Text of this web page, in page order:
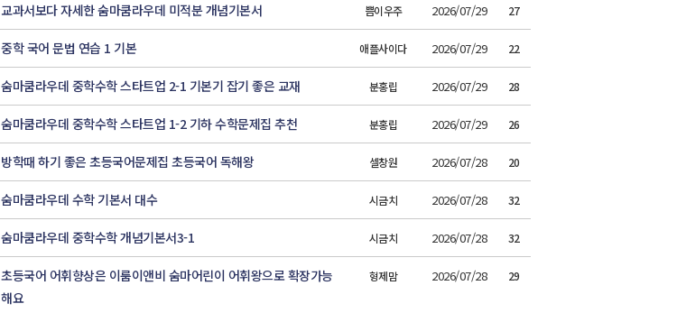
교과서보다 자세한 숨마쿰라우데 미적분 개념기본서 쁨이우주 2026/07/29 27
중학 국어 문법 연습 1 기본 애플사이다 2026/07/29 22
숨마쿰라우데 중학수학 스타트업 2-1 기본기 잡기 좋은 교재 분홍립 2026/07/29 28
숨마쿰라우데 중학수학 스타트업 1-2 기하 수학문제집 추천 분홍립 2026/07/29 26
방학때 하기 좋은 초등국어문제집 초등국어 독해왕 셀창원 2026/07/28 20
숨마쿰라우데 수학 기본서 대수 시금치 2026/07/28 32
숨마쿰라우데 중학수학 개념기본서3-1 시금치 2026/07/28 32
초등국어 어휘향상은 이룸이앤비 숨마어린이 어휘왕으로 확장가능
해요
형제맘 2026/07/28 29